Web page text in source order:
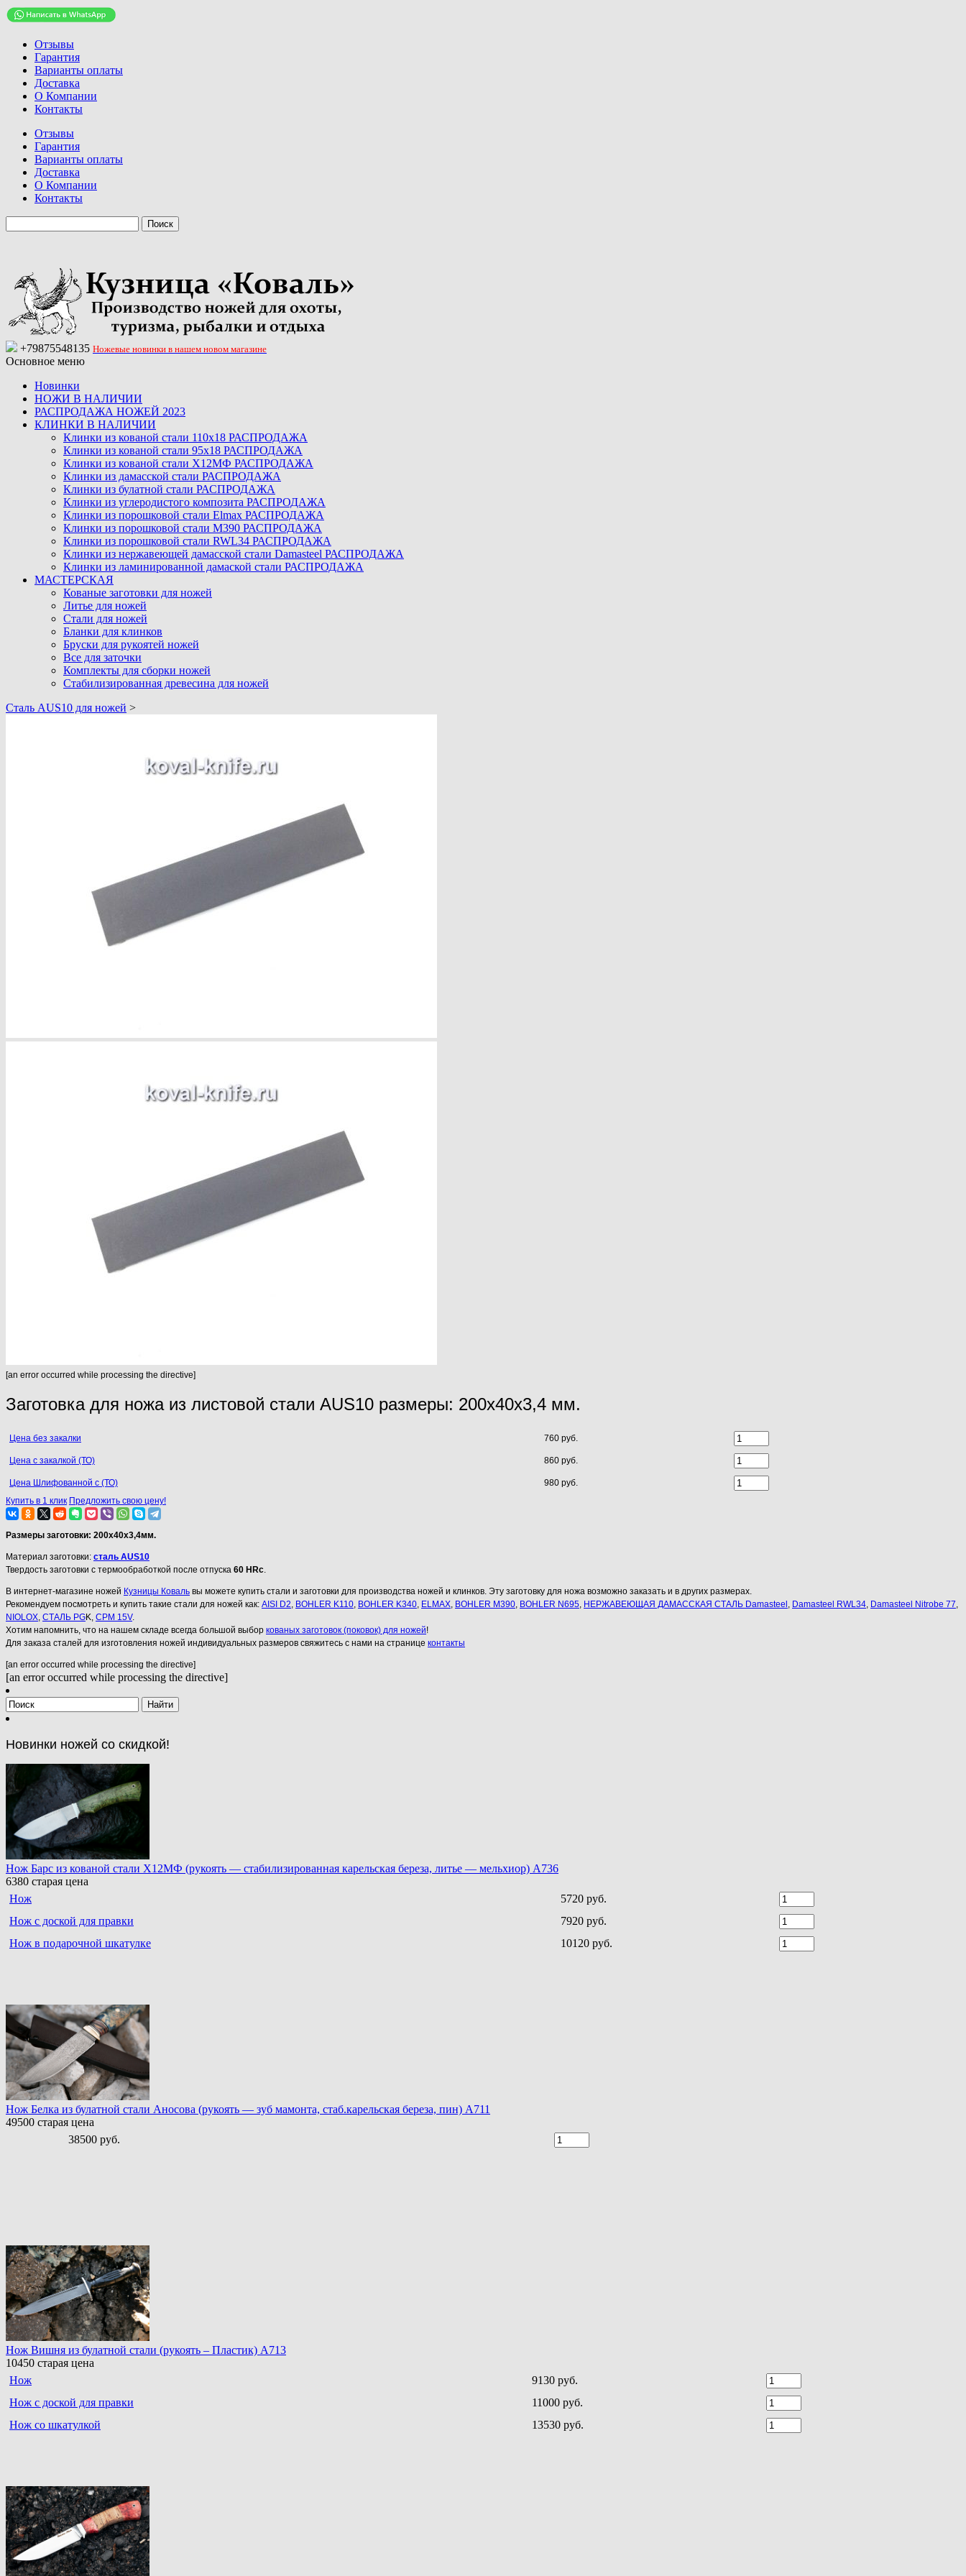
Отзывы
Гарантия
Варианты оплаты
Доставка
О Компании
Контакты
Отзывы
Гарантия
Варианты оплаты
Доставка
О Компании
Контакты
+79875548135 Ножевые новинки в нашем новом магазине
Основное меню
Новинки
НОЖИ В НАЛИЧИИ
РАСПРОДАЖА НОЖЕЙ 2023
КЛИНКИ В НАЛИЧИИ
Клинки из кованой стали 110х18 РАСПРОДАЖА
Клинки из кованой стали 95х18 РАСПРОДАЖА
Клинки из кованой стали Х12МФ РАСПРОДАЖА
Клинки из дамасской стали РАСПРОДАЖА
Клинки из булатной стали РАСПРОДАЖА
Клинки из углеродистого композита РАСПРОДАЖА
Клинки из порошковой стали Elmax РАСПРОДАЖА
Клинки из порошковой стали M390 РАСПРОДАЖА
Клинки из порошковой стали RWL34 РАСПРОДАЖА
Клинки из нержавеющей дамасской стали Damasteel РАСПРОДАЖА
Клинки из ламинированной дамаской стали РАСПРОДАЖА
МАСТЕРСКАЯ
Кованые заготовки для ножей
Литье для ножей
Стали для ножей
Бланки для клинков
Бруски для рукоятей ножей
Все для заточки
Комплекты для сборки ножей
Стабилизированная древесина для ножей
Cталь AUS10 для ножей >
[an error occurred while processing the directive]
Заготовка для ножа из листовой стали AUS10 размеры: 200х40х3,4 мм.
Цена без закалки 760 руб.
Цена с закалкой (ТО) 860 руб.
Цена Шлифованной с (ТО)
980 руб.
Купить в 1 клик Предложить свою цену!
Размеры заготовки: 200х40х3,4мм.
Материал заготовки: сталь AUS10
Твердость заготовки с термообработкой после отпуска 60 HRc.
В интернет-магазине ножей Кузницы Коваль вы можете купить стали и заготовки для производства ножей и клинков. Эту заготовку для ножа возможно заказать и в других размерах.
Рекомендуем посмотреть и купить такие стали для ножей как: AISI D2, BOHLER K110, BOHLER K340, ELMAX, BOHLER M390, BOHLER N695, НЕРЖАВЕЮЩАЯ ДАМАССКАЯ СТАЛЬ Damasteel, Damasteel RWL34, Damasteel Nitrobe 77,
NIOLOX, СТАЛЬ PGK, CPM 15V.
Хотим напомнить, что на нашем складе всегда большой выбор кованых заготовок (поковок) для ножей!
Для заказа сталей для изготовления ножей индивидуальных размеров свяжитесь с нами на странице контакты
[an error occurred while processing the directive]
[an error occurred while processing the directive]
Новинки ножей со скидкой!
Нож Барс из кованой стали Х12МФ (рукоять — стабилизированная карельская береза, литье — мельхиор) A736
6380 старая цена
Нож
5720 руб.
Нож с доской для правки
7920 руб.
Нож в подарочной шкатулке
10120 руб.
Нож Белка из булатной стали Аносова (рукоять — зуб мамонта, стаб.карельская береза, пин) A711
49500 старая цена
38500 руб.
Нож Вишня из булатной стали (рукоять – Пластик) A713
10450 старая цена
Нож
9130 руб.
Нож с доской для правки
11000 руб.
Нож со шкатулкой
13530 руб.